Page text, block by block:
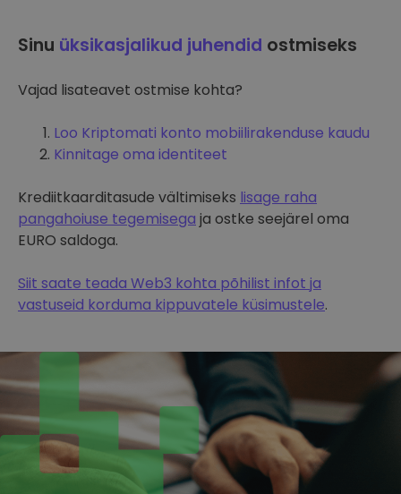
Sinu üksikasjalikud juhendid ostmiseks
Vajad lisateavet ostmise kohta?
Loo Kriptomati konto mobiilirakenduse kaudu
Kinnitage oma identiteet
Krediitkaarditasude vältimiseks lisage raha
pangahoiuse tegemisega ja ostke seejärel oma
EURO saldoga.
Siit saate teada Web3 kohta põhilist infot ja
vastuseid korduma kippuvatele küsimustele.